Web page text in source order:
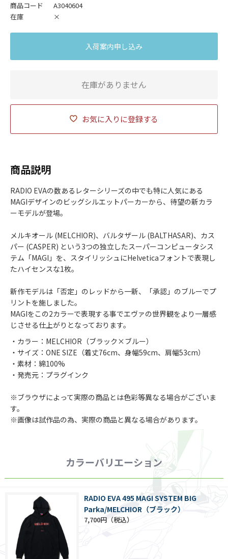
商品コード
A3040604
在庫
×
お気に入りに登録する
入荷案内申し込み
在庫がありません
商品説明
RADIO EVAの数あるレターシリーズの中でも特に人気にある
MAGIデザインのビッグシルエットパーカーから、待望の新カラ
ーモデルが登場。
メルキオール (MELCHIOR)、バルタザール (BALTHASAR)、カス
パー (CASPER) という3つの独立したスーパーコンピュータシス
テム「MAGI」を、スタイリッシュにHelveticaフォントで表現し
たハイセンスな1枚。
新作モデルは「否定」のレッドから一新、「承認」のブルーでプ
リントを施しました。
MAGIをこの2カラーで表現する事でエヴァの世界観をより一層感
じさせる仕上がりとなっております。
・カラー：MELCHIOR（ブラック×ブルー）
・サイズ：ONE SIZE（着丈76cm、身幅59cm、肩幅53cm）
・素材：綿100%
・発売元：プラグインク
※ブラウザによって実際の商品とは色彩等異なる場合がございま
す。
※画像は試作品の為、実際の商品と異なる場合があります。
カラーバリエーション
RADIO EVA 495 MAGI SYSTEM BIG
Parka/MELCHIOR（ブラック）
7,700円